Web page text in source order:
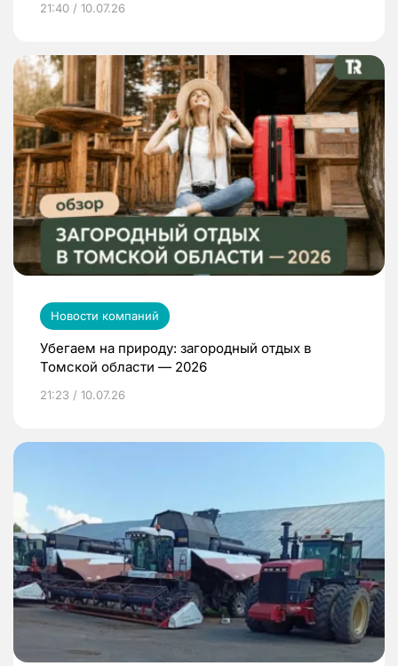
21:40 / 10.07.26
Новости компаний
Убегаем на природу: загородный отдых в
Томской области — 2026
21:23 / 10.07.26